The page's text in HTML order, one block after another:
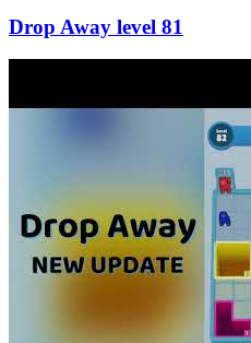
81